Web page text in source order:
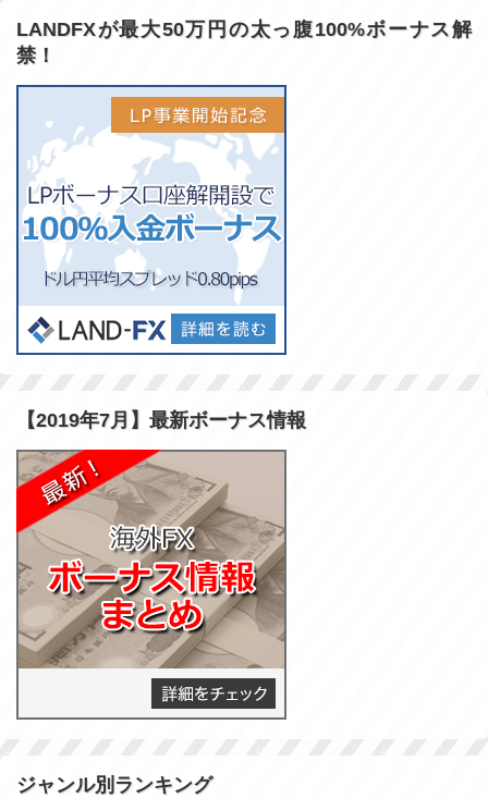
LANDFXが最大50万円の太っ腹100%ボーナス解
禁！
【2019年7月】最新ボーナス情報
ジャンル別ランキング